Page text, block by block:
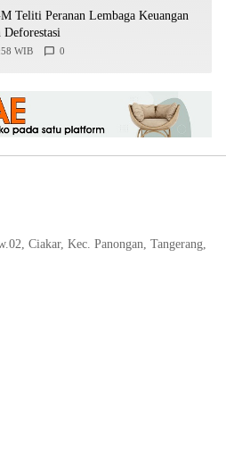
Teliti Peranan Lembaga Keuangan
Deforestasi
WIB 0
Ciakar, Kec. Panongan, Tangerang,